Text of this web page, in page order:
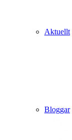
Aktuellt
Bloggar